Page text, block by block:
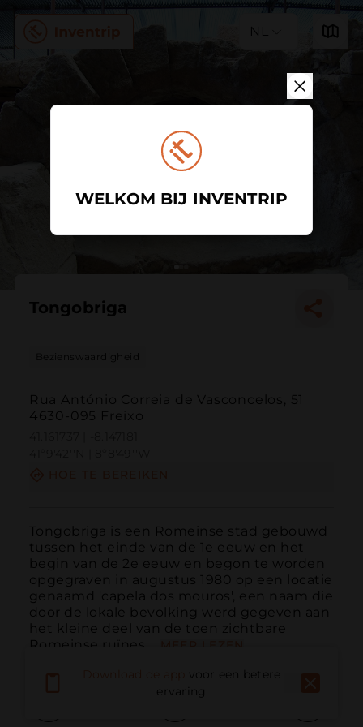
NL
Tongobriga
Bezienswaardigheid
Rua António Correia de Vasconcelos, 51
4630-095 Freixo
Tongobriga is een Romeinse stad gebouwd
tussen het einde van de 1e eeuw en het
begin van de 2e eeuw en begon te worden
opgegraven in augustus 1980 op een locatie
genaamd 'capela dos mouros', een naam die
door de lokale bevolking werd gegeven aan
het kleine deel van de toen zichtbare
Romeinse ruïnes....
voor een betere
ervaring
WELKOM BIJ INVENTRIP